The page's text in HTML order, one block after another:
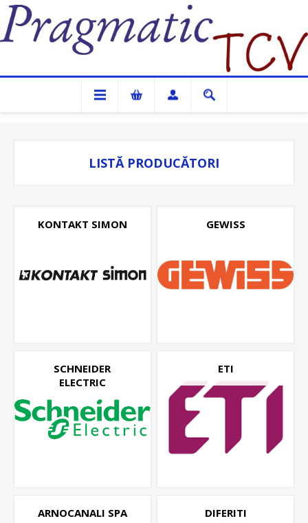
Pragmatic TCV
LISTĂ PRODUCĂTORI
KONTAKT SIMON GEWISS
SCHNEIDER
ELECTRIC
ETI
ARNOCANALI SPA DIFERITI